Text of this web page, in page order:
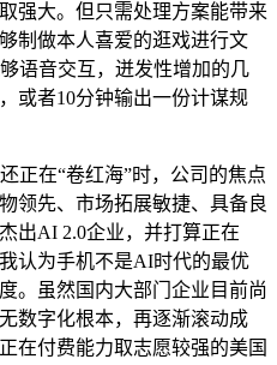
强大。但只需处理方案能带来
制做本人喜爱的逛戏进行文
语音交互，迸发性增加的几
或者10分钟输出一份计谋规
在“卷红海”时，公司的焦点
领先、市场拓展敏捷、具备良
出AI 2.0企业，并打算正在
认为手机不是AI时代的最优
。虽然国内大部门企业目前尚
数字化根本，再逐渐滚动成
在付费能力取志愿较强的美国